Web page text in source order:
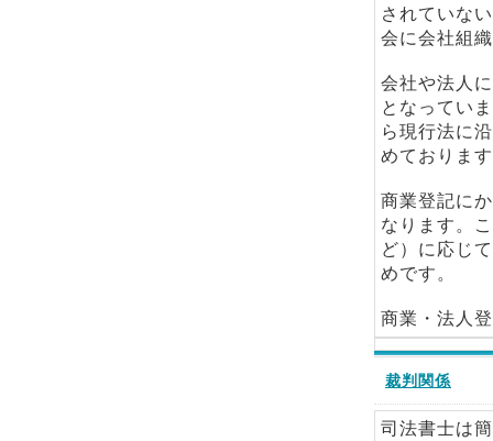
されていな
会に会社組
会社や法人
となってい
ら現行法に
めておりま
商業登記に
なります。
ど）に応じ
めです。
商業・法人
裁判関係
司法書士は